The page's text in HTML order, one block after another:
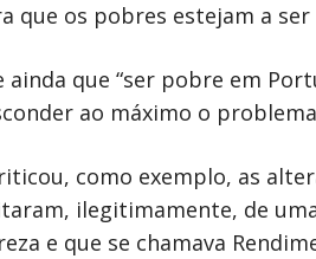
que os pobres estejam a
que “ser pobre em
ao máximo o
como exemplo, as
ilegitimamente, de
e que se chamava